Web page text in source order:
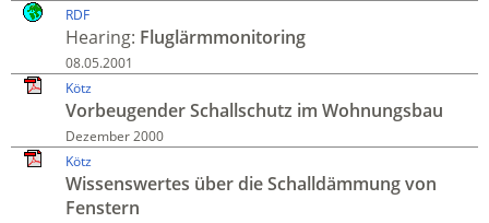
RDF
Hearing: Fluglärm­monitoring
08.05.2001
Kötz
Vorbeugender Schall­schutz im Wohnungs­bau
Dezember 2000
Kötz
Wissenswertes über die Schall­dämmung von
Fenstern